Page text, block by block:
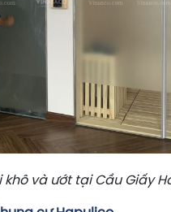
khô và ướt tại Cầu Giấy